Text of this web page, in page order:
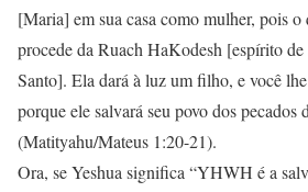
[Maria] em sua casa como mulher, pois o
procede da Ruach HaKodesh [espírito
Santo]. Ela dará à luz um filho, e você
porque ele salvará seu povo dos pecados
(Matityahu/Mateus 1:20-21).
Ora, se Yeshua significa “YHWH é a